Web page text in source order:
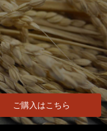
ご購入はこちら